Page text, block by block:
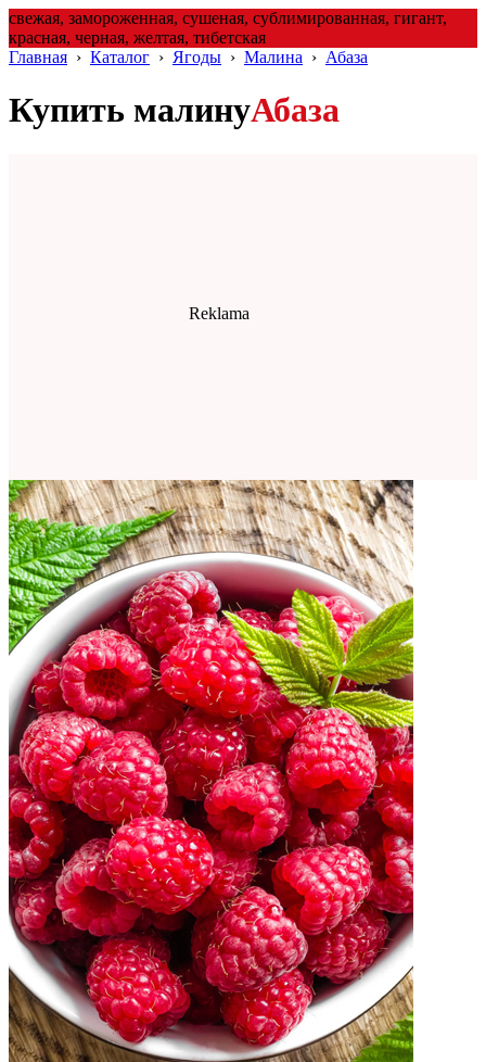
свежая, замороженная, сушеная, сублимированная, гигант,
красная, черная, желтая, тибетская
Главная › Каталог › Ягоды › Малина › Абаза
Купить малинуАбаза